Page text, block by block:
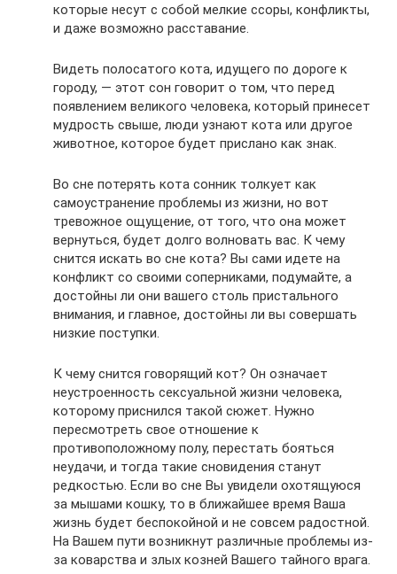
которые несут с собой мелкие ссоры, конфликты,
и даже возможно расставание.
Видеть полосатого кота, идущего по дороге к
городу, — этот сон говорит о том, что перед
появлением великого человека, который принесет
мудрость свыше, люди узнают кота или другое
животное, которое будет прислано как знак.
Во сне потерять кота сонник толкует как
самоустранение проблемы из жизни, но вот
тревожное ощущение, от того, что она может
вернуться, будет долго волновать вас. К чему
снится искать во сне кота? Вы сами идете на
конфликт со своими соперниками, подумайте, а
достойны ли они вашего столь пристального
внимания, и главное, достойны ли вы совершать
низкие поступки.
К чему снится говорящий кот? Он означает
неустроенность сексуальной жизни человека,
которому приснился такой сюжет. Нужно
пересмотреть свое отношение к
противоположному полу, перестать бояться
неудачи, и тогда такие сновидения станут
редкостью. Если во сне Вы увидели охотящуюся
за мышами кошку, то в ближайшее время Ваша
жизнь будет беспокойной и не совсем радостной.
На Вашем пути возникнут различные проблемы из-
за коварства и злых козней Вашего тайного врага.